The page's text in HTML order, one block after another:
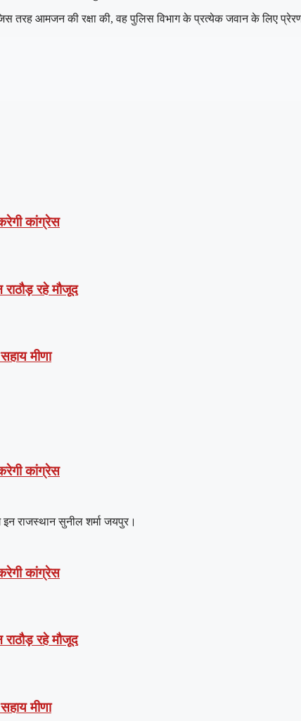
तरह आमजन की रक्षा की, वह पुलिस विभाग के प्रत्येक जवान के लिए
कांग्रेस
रहे मौजूद
मीणा
कांग्रेस
राजस्थान सुनील शर्मा जयपुर।
कांग्रेस
रहे मौजूद
मीणा